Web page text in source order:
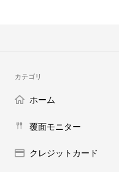
カテゴリ
ホーム
覆面モニター
クレジットカード